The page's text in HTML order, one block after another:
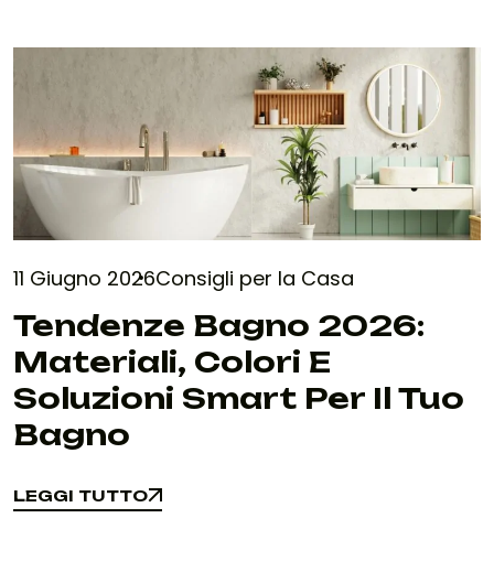
11 Giugno 2026Consigli per la Casa
Tendenze Bagno 2026:
Materiali, Colori E
Soluzioni Smart Per Il Tuo
Bagno
LEGGI TUTTO
LEGGI TUTTO